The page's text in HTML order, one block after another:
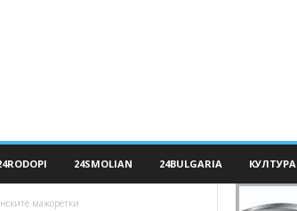
24SMOLIAN 24BULGARIA КУЛТУРА
мажоретки